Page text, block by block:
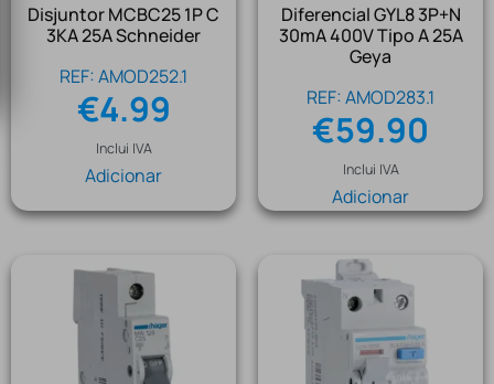
Disjuntor MCBC25 1P C
3KA 25A Schneider
REF: AMOD252.1
€4.99
Inclui IVA
Adicionar
Diferencial GYL8 3P+N
30mA 400V Tipo A 25A
Geya
REF: AMOD283.1
€59.90
Inclui IVA
Adicionar